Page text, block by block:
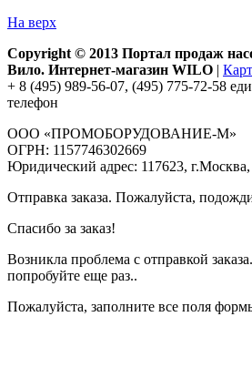
На верх
Copyright © 2013 Портал продаж
Вило. Интернет-магазин WILO |
+ 8 (495) 989-56-07, (495) 775-72-58
телефон
ООО «ПРОМОБОРУДОВАНИЕ-М»
ОГРН: 1157746302669
Юридический адрес: 117623,
Отправка заказа. Пожалуйста,
Спасибо за заказ!
Возникла проблема с отправкой
попробуйте еще раз..
Пожалуйста, заполните все поля